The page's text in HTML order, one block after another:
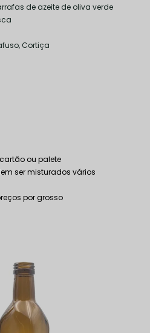
de azeite de oliva verde
Cortiça
ou palete
ser misturados vários
por grosso